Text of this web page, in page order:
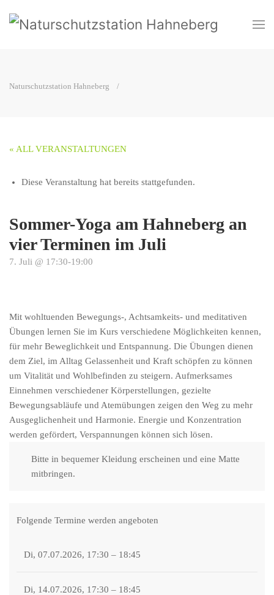
Naturschutzstation Hahneberg
« ALL VERANSTALTUNGEN
Diese Veranstaltung hat bereits stattgefunden.
Sommer-Yoga am Hahneberg an
vier Terminen im Juli
7. Juli @ 17:30-19:00
Mit wohltuenden Bewegungs-, Achtsamkeits- und meditativen
Übungen lernen Sie im Kurs verschiedene Möglichkeiten kennen,
für mehr Beweglichkeit und Entspannung. Die Übungen dienen
dem Ziel, im Alltag Gelassenheit und Kraft schöpfen zu können
um Vitalität und Wohlbefinden zu steigern. Aufmerksames
Einnehmen verschiedener Körperstellungen, gezielte
Bewegungsabläufe und Atemübungen zeigen den Weg zu mehr
Ausgeglichenheit und Harmonie. Energie und Konzentration
werden gefördert, Verspannungen können sich lösen.
Bitte in bequemer Kleidung erscheinen und eine Matte
mitbringen.
Folgende Termine werden angeboten
Di, 07.07.2026, 17:30 – 18:45
Di, 14.07.2026, 17:30 – 18:45